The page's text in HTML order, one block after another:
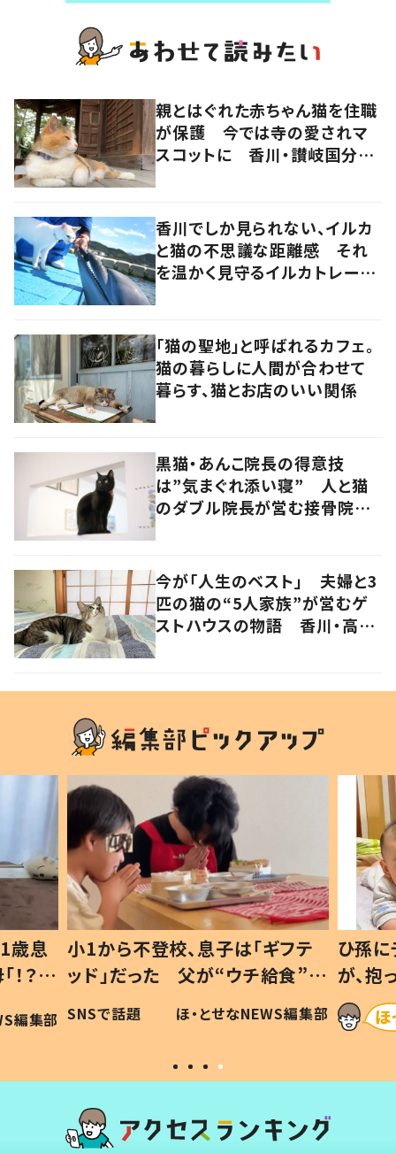
親とはぐれた赤ちゃん猫を住職
が保護 今では寺の愛されマ
スコットに 香川・讃岐国分寺
香川でしか見られない、イルカ
と猫の不思議な距離感 それ
を温かく見守るイルカトレーナ
「猫の聖地」と呼ばれるカフェ。
猫の暮らしに人間が合わせて
暮らす、猫とお店のいい関係
黒猫・あんこ院長の得意技
は”気まぐれ添い寝” 人と猫
のダブル院長が営む接骨院
今が「人生のベスト」 夫婦と3
匹の猫の“5人家族”が営むゲ
ストハウスの物語 香川・高松
歳息
？」
編集部
小1から不登校、息子は「ギフテ
ッド」だった 父が“ウチ給食”を
作り続ける理由とは #令和の親
#令和の子
SNSで話題 ほ・とせなNEWS編集部
ひ孫
が、
「涙が
い」